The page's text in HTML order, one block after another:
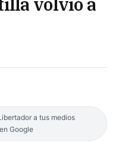
a tus medios
Google